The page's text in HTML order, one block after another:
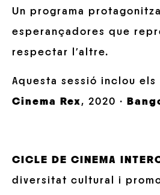
Un programa
esperançadores que
respectar l’altre.
Aquesta sessió inclou
Cinema Rex, 2020 ·
CICLE DE CINEMA
diversitat cultural i